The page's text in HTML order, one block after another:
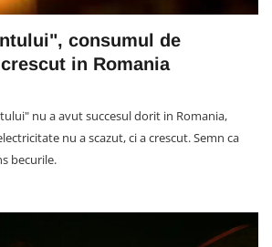
consumul de
in Romania
nu a avut succesul dorit in Romania,
nu a scazut, ci a crescut. Semn ca
becurile.